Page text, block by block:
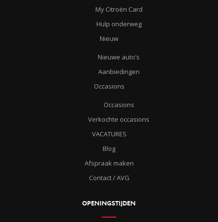
My Citroën Card
Hulp onderweg
Nieuw
Nieuwe auto’s
Aanbiedingen
Occasions
Occasions
Verkochte occasions
VACATURES
Blog
Afspraak maken
Contact / AVG
OPENINGSTIJDEN